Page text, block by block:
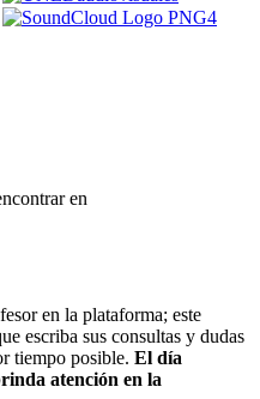
en
en la plataforma; este
escriba sus consultas y dudas
tiempo posible. El día
atención en la